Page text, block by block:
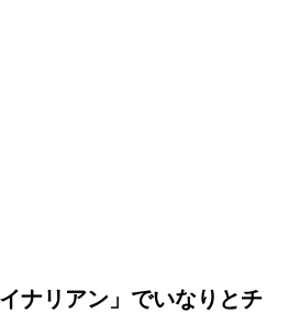
ナリアン」でいなりとチ